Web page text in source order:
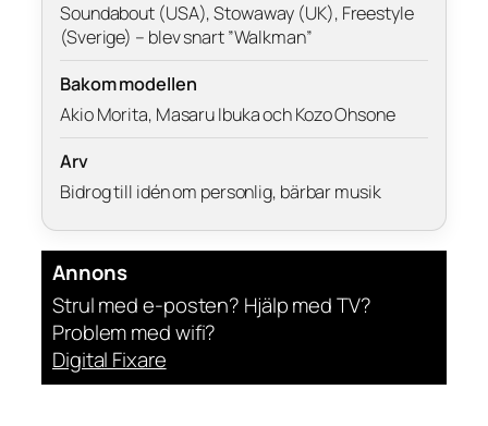
Soundabout (USA), Stowaway (UK), Freestyle
(Sverige) – blev snart ”Walkman”
Bakom modellen
Akio Morita, Masaru Ibuka och Kozo Ohsone
Arv
Bidrog till idén om personlig, bärbar musik
Annons
Strul med e-posten? Hjälp med TV?
Problem med wifi?
Digital Fixare